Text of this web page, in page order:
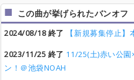
この曲が挙げられたバンオフ
2024/08/18 終了
【新規募集停止
2023/11/25 終了 11/25(土)赤い公園
ン！＠池袋NOAH